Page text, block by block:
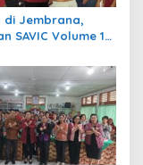
di Jembrana,
SAVIC Volume 1